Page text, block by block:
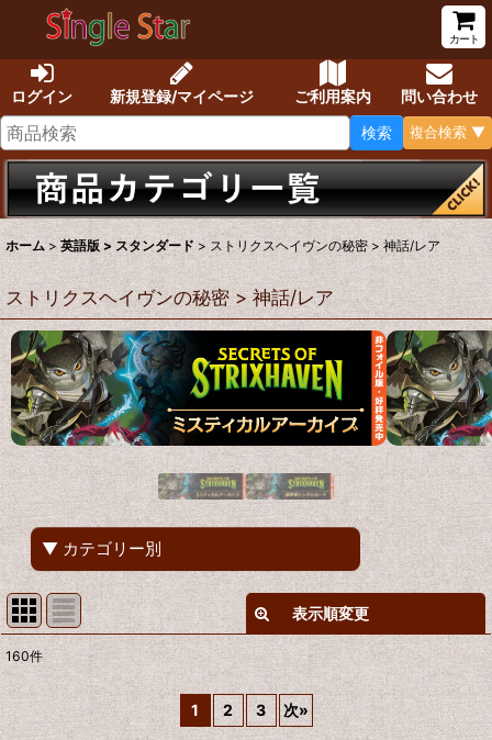
カート
ログイン 新規登録/マイページ ご利用案内
問い合わせ
検索
複合検索 ▼
ホーム > 英語版 > スタンダード > ストリクスヘイヴンの秘密 > 神話/レア
ストリクスヘイヴンの秘密 > 神話/レア
▼ カテゴリー別
表示順変更
表示数 :
在庫あり
160件
1 2 3 次»